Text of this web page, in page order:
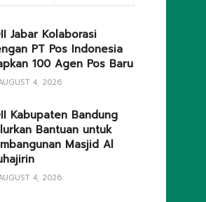
Jabar Kolaborasi
PT Pos Indonesia
100 Agen Pos Baru
4, 2026
Kabupaten Bandung
Bantuan untuk
Masjid Al
4, 2026